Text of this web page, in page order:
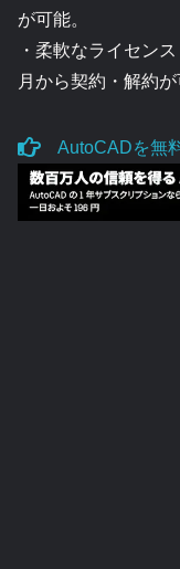
が可能。
・柔軟なライセン
月から契約・解約が
AutoCADを無